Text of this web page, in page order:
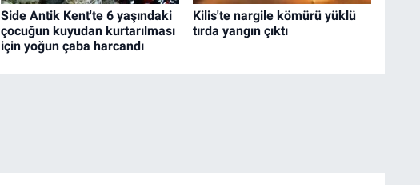
Side Antik Kent'te 6 yaşındaki
çocuğun kuyudan kurtarılması
için yoğun çaba harcandı
Kilis'te nargile kömürü yüklü
tırda yangın çıktı